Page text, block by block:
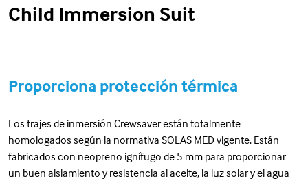
Child Immersion Suit
Proporciona protección térmica
Los trajes de inmersión Crewsaver están totalmente
homologados según la normativa SOLAS MED vigente. Están
fabricados con neopreno ignífugo de 5 mm para proporcionar
un buen aislamiento y resistencia al aceite, la luz solar y el agua